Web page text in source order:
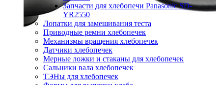
Запчасти для хлебопечи Panasonic SD-
YR2550
Лопатки для замешивания теста
Приводные ремни хлебопечек
Механизмы вращения хлебопечек
Датчики хлебопечек
Мерные ложки и стаканы для хлебопечек
Сальники вала хлебопечек
ТЭНы для хлебопечек